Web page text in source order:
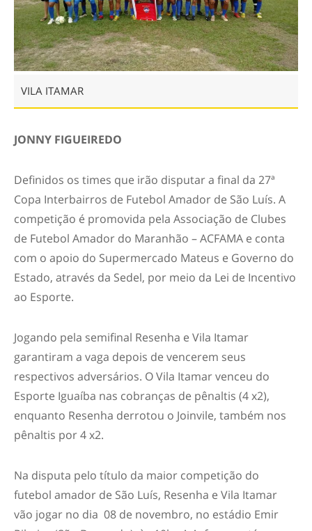
VILA ITAMAR
JONNY FIGUEIREDO
Definidos os times que irão disputar a final da 27ª
Copa Interbairros de Futebol Amador de São Luís. A
competição é promovida pela Associação de Clubes
de Futebol Amador do Maranhão – ACFAMA e conta
com o apoio do Supermercado Mateus e Governo do
Estado, através da Sedel, por meio da Lei de Incentivo
ao Esporte.
Jogando pela semifinal Resenha e Vila Itamar
garantiram a vaga depois de vencerem seus
respectivos adversários. O Vila Itamar venceu do
Esporte Iguaíba nas cobranças de pênaltis (4 x2),
enquanto Resenha derrotou o Joinvile, também nos
pênaltis por 4 x2.
Na disputa pelo título da maior competição do
futebol amador de São Luís, Resenha e Vila Itamar
vão jogar no dia 08 de novembro, no estádio Emir